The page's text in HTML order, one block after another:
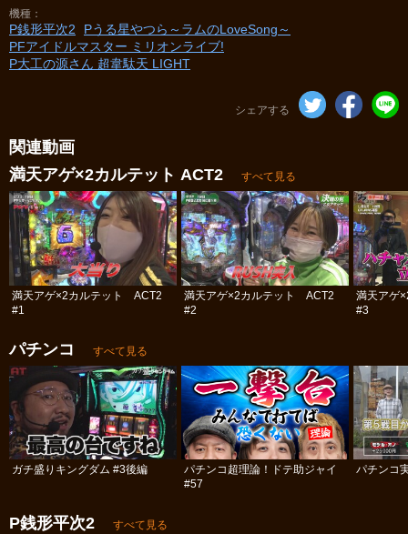
機種
P銭形平次2
Pうる星やつら～ラムのLoveSong～
PFアイドルマスター ミリオンライブ!
P大工の源さん 超韋駄天 LIGHT
シェアする
関連動画
満天アゲ×2カルテット ACT2
すべて見る
満天アゲ×2カルテット ACT2
#1
満天アゲ×2カルテット ACT2
#2
満天アゲ
#3
パチンコ すべて見る
ガチ盛りキングダム #3後編
パチンコ超理論！ドテ助ジャイ
#57
パチンコ
P銭形平次2 すべて見る